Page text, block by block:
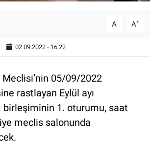
A- A+
02.09.2022 - 16:22
05/09/2022
rastlayan Eylül ayı
birleşiminin 1. oturumu, saat
meclis salonunda